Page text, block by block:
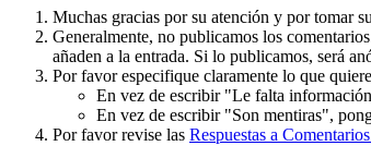
Muchas gracias por su atención y por tomar
Generalmente, no publicamos los
añaden a la entrada. Si lo publicamos, será
Por favor especifique claramente lo que
En vez de escribir "Le falta
En vez de escribir "Son mentiras",
Por favor revise las Respuestas a